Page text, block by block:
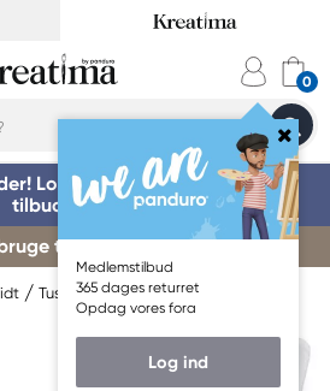
Medlemstilbud
365 dages returret
Opdag vores fora
Log ind
Log på for at benytte dig af
tilbuddet »
til kursusstart – køb her »
Tuschpenne & markers